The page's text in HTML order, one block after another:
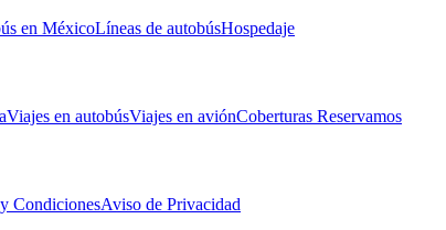
en MéxicoLíneas de autobúsHospedaje
Viajes en autobúsViajes en aviónCoberturas Reservamos
CondicionesAviso de Privacidad